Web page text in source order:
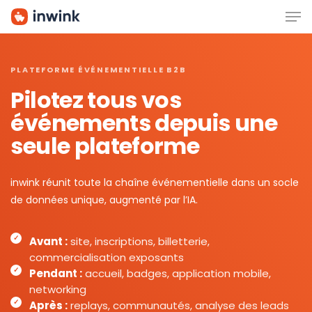
Skip
PLATEFORME ÉVÉNEMENTIELLE B2B
Pilotez tous vos
événements depuis une
seule plateforme
inwink réunit toute la chaîne événementielle dans un socle
de données unique, augmenté par l’IA.
Avant :site, inscriptions, billetterie,
commercialisation exposants
Pendant :accueil, badges, application mobile,
networking
Après :replays, communautés, analyse des leads